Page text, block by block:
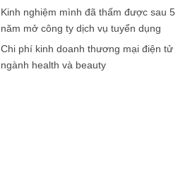
Kinh nghiệm mình đã thấm được sau 5
năm mở công ty dịch vụ tuyển dụng
Chi phí kinh doanh thương mại điện tử
ngành health và beauty